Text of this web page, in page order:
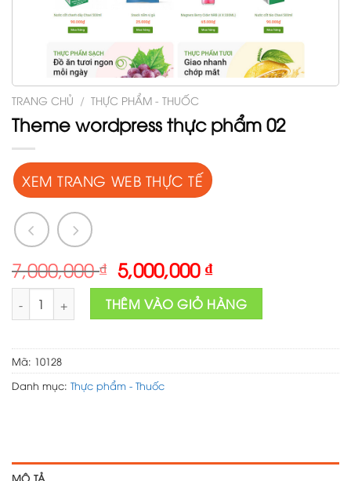
TRANG CHỦ / THỰC PHẨM - THUỐC
Theme wordpress thực phẩm 02
XEM TRANG WEB THỰC TẾ
7,000,000₫ Original
price
was:
7,000,000 ₫.
5,000,000₫Current
price
is:
5,000,000 ₫.
Theme wordpress thực phẩm 02 số lượng
THÊM VÀO GIỎ HÀNG
Mã: 10128
Danh mục: Thực phẩm - Thuốc
MÔ TẢ